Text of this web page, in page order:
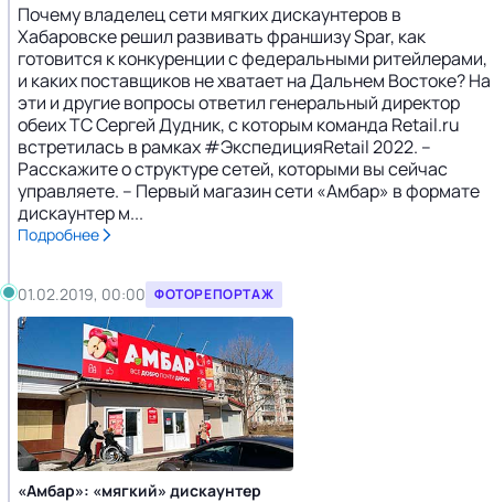
Почему владелец сети мягких дискаунтеров в
Хабаровске решил развивать франшизу Spar, как
готовится к конкуренции с федеральными ритейлерами,
и каких поставщиков не хватает на Дальнем Востоке? На
эти и другие вопросы ответил генеральный директор
обеих ТС Сергей Дудник, с которым команда Retail.ru
встретилась в рамках #ЭкспедицияRetail 2022. –
Расскажите о структуре сетей, которыми вы сейчас
управляете. – Первый магазин сети «Амбар» в формате
дискаунтер м...
Подробнее
01.02.2019, 00:00 ФОТОРЕПОРТАЖ
«Амбар»: «мягкий» дискаунтер